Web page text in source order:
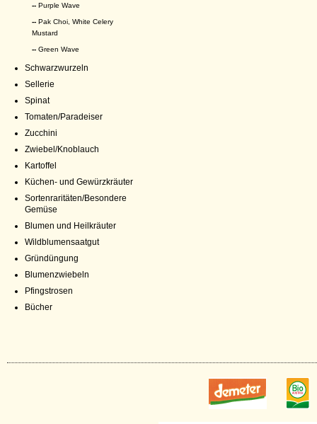
-- Purple Wave
-- Pak Choi, White Celery
Mustard
-- Green Wave
Schwarzwurzeln
Sellerie
Spinat
Tomaten/Paradeiser
Zucchini
Zwiebel/Knoblauch
Kartoffel
Küchen- und Gewürzkräuter
Sortenraritäten/Besondere
Gemüse
Blumen und Heilkräuter
Wildblumensaatgut
Gründüngung
Blumenzwiebeln
Pfingstrosen
Bücher